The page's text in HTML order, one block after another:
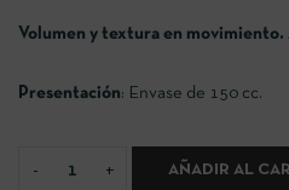
Volumen y textura en movimiento.
Presentación: Envase de 150 cc.
AÑADIR AL